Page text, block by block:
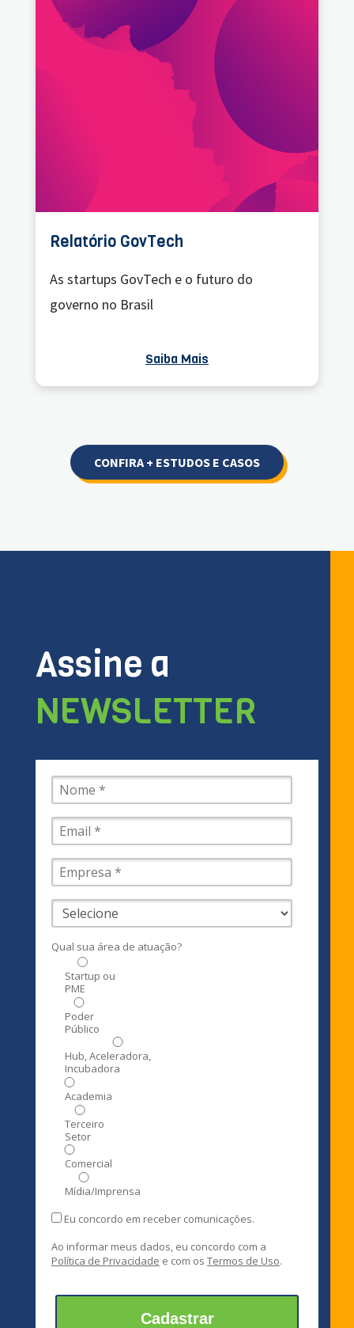
Relatório GovTech
As startups GovTech e o futuro do
governo no Brasil
Saiba Mais
CONFIRA + ESTUDOS E CASOS
Assine a
NEWSLETTER
Qual sua área de atuação?
Startup ou
PME
Poder
Público
Hub, Aceleradora,
Incubadora
Academia
Terceiro
Setor
Comercial
Mídia/Imprensa
Eu concordo em receber comunicações.
Ao informar meus dados, eu concordo com a
Política de Privacidade e com os Termos de Uso.
Cadastrar